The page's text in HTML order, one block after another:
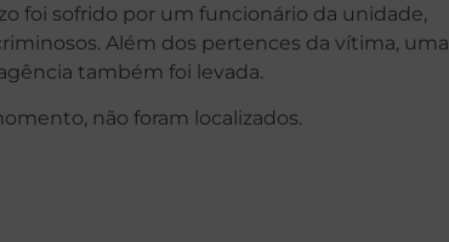
foi sofrido por um funcionário da unidade,
Além dos pertences da vítima, uma
também foi levada.
não foram localizados.